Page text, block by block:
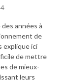
années à
de
explique ici
de mettre
de mieux-
leurs